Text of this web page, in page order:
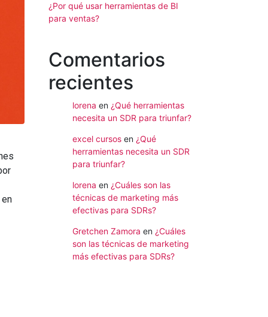
¿Por qué usar herramientas de BI
para ventas?
Comentarios
recientes
lorena en ¿Qué herramientas
necesita un SDR para triunfar?
excel cursos en ¿Qué
herramientas necesita un SDR
para triunfar?
lorena en ¿Cuáles son las
técnicas de marketing más
efectivas para SDRs?
Gretchen Zamora en ¿Cuáles
son las técnicas de marketing
más efectivas para SDRs?